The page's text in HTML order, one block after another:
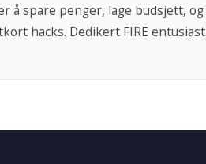
å spare penger, lage budsjett,
hacks. Dedikert FIRE